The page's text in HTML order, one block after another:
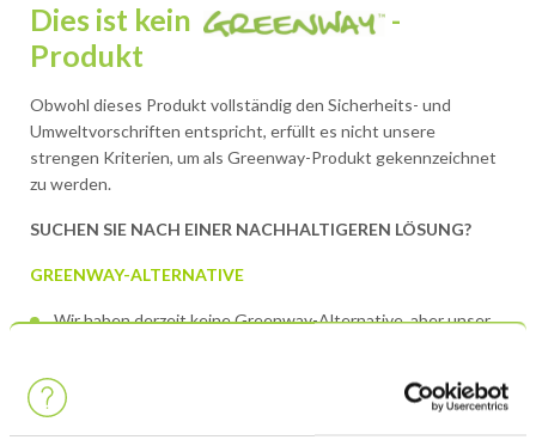
Dies ist kein
-
Produkt
Obwohl dieses Produkt vollständig den Sicherheits- und
Umweltvorschriften entspricht, erfüllt es nicht unsere
strengen Kriterien, um als Greenway-Produkt gekennzeichnet
zu werden.
SUCHEN SIE NACH EINER NACHHALTIGEREN LÖSUNG?
GREENWAY-ALTERNATIVE
Wir haben derzeit keine Greenway-Alternative, aber unser
Priorität einräumen, zögern Sie nicht, uns zu kontaktieren.